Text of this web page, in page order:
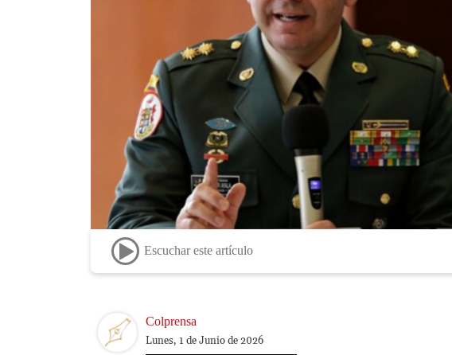
Escuchar este artículo
Image Colprensa
Lunes, 1 de Junio de 2026